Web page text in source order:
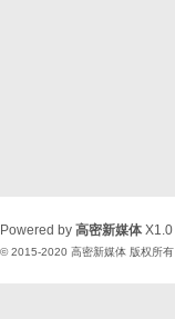
Powered by 高密新媒体 X1.0
© 2015-2020 高密新媒体 版权所有